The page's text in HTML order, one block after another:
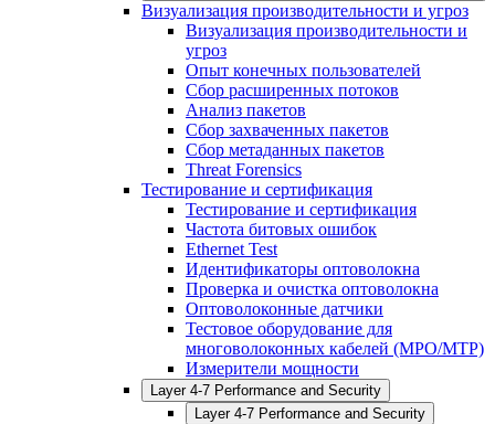
Визуализация производительности и угроз
Визуализация производительности и
угроз
Опыт конечных пользователей
Сбор расширенных потоков
Анализ пакетов
Сбор захваченных пакетов
Сбор метаданных пакетов
Threat Forensics
Тестирование и сертификация
Тестирование и сертификация
Частота битовых ошибок
Ethernet Test
Идентификаторы оптоволокна
Проверка и очистка оптоволокна
Оптоволоконные датчики
Тестовое оборудование для
многоволоконных кабелей (MPO/MTP)
Измерители мощности
Layer 4-7 Performance and Security
Layer 4-7 Performance and Security